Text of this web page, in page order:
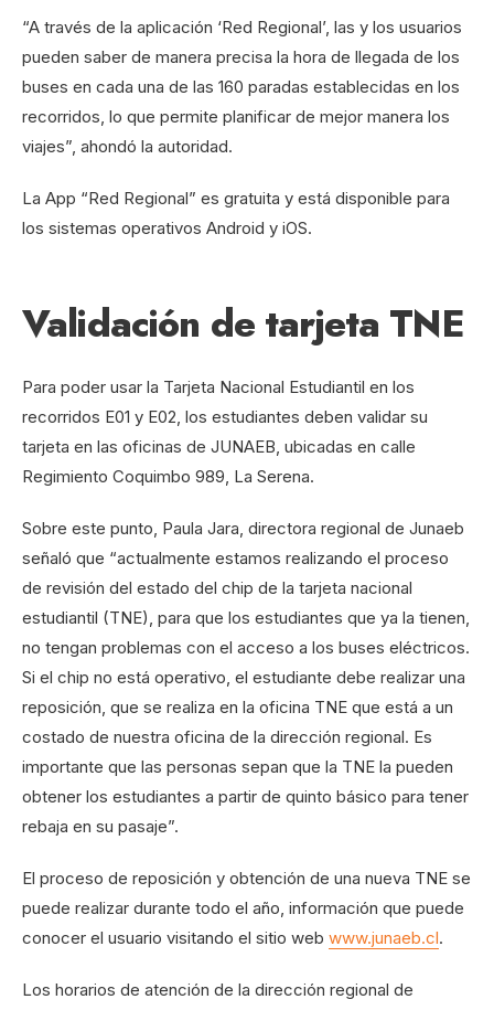
“A través de la aplicación ‘Red Regional’, las y los usuarios
pueden saber de manera precisa la hora de llegada de los
buses en cada una de las 160 paradas establecidas en los
recorridos, lo que permite planificar de mejor manera los
viajes”, ahondó la autoridad.
La App “Red Regional” es gratuita y está disponible para
los sistemas operativos Android y iOS.
Validación de tarjeta TNE
Para poder usar la Tarjeta Nacional Estudiantil en los
recorridos E01 y E02, los estudiantes deben validar su
tarjeta en las oficinas de JUNAEB, ubicadas en calle
Regimiento Coquimbo 989, La Serena.
Sobre este punto, Paula Jara, directora regional de Junaeb
señaló que “actualmente estamos realizando el proceso
de revisión del estado del chip de la tarjeta nacional
estudiantil (TNE), para que los estudiantes que ya la tienen,
no tengan problemas con el acceso a los buses eléctricos.
Si el chip no está operativo, el estudiante debe realizar una
reposición, que se realiza en la oficina TNE que está a un
costado de nuestra oficina de la dirección regional. Es
importante que las personas sepan que la TNE la pueden
obtener los estudiantes a partir de quinto básico para tener
rebaja en su pasaje”.
El proceso de reposición y obtención de una nueva TNE se
puede realizar durante todo el año, información que puede
conocer el usuario visitando el sitio web www.junaeb.cl.
Los horarios de atención de la dirección regional de